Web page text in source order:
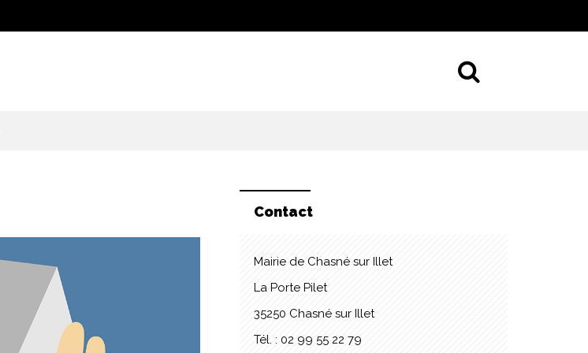
Contact
Mairie de Chasné sur Illet
La Porte Pilet
35250 Chasné sur Illet
Tél. : 02 99 55 22 79